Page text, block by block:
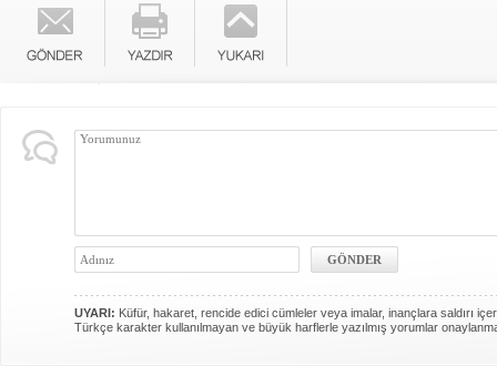
UYARI: Küfür, hakaret, rencide edici cümleler veya imalar, inançlara saldırı
Türkçe karakter kullanılmayan ve büyük harflerle yazılmış yorumlar